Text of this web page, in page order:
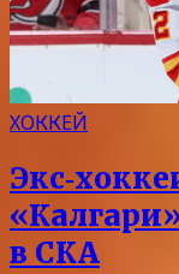
ХОККЕЙ
в СКА